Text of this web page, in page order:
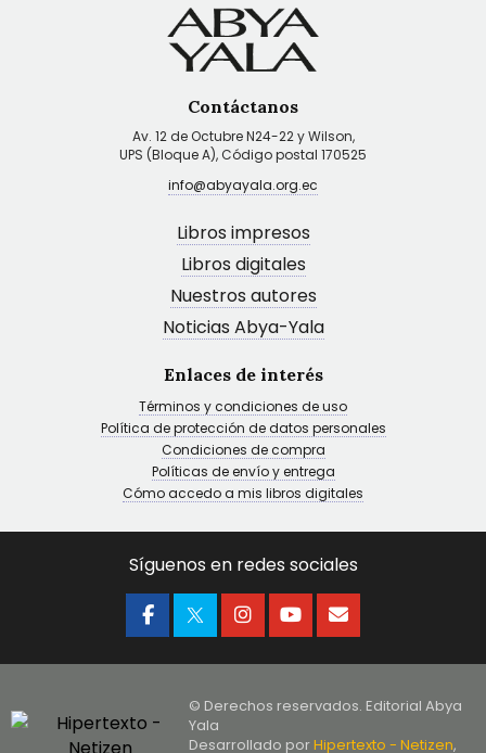
Contáctanos
Av. 12 de Octubre N24-22 y Wilson,
UPS (Bloque A), Código postal 170525
info@abyayala.org.ec
Libros impresos
Libros digitales
Nuestros autores
Noticias Abya-Yala
Enlaces de interés
Términos y condiciones de uso
Política de protección de datos personales
Condiciones de compra
Políticas de envío y entrega
Cómo accedo a mis libros digitales
Síguenos en redes sociales
© Derechos reservados. Editorial Abya
Yala
Desarrollado porHipertexto - Netizen,